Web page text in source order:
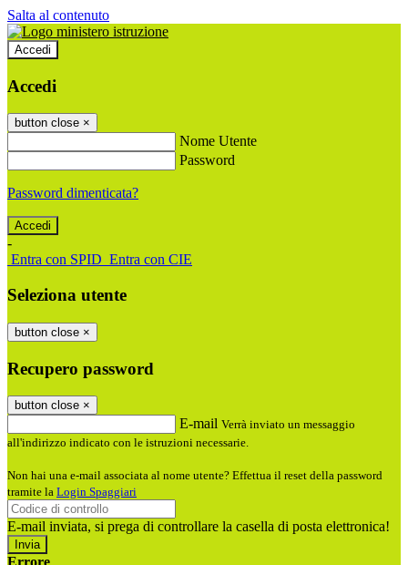
Salta al contenuto
Accedi
Accedi
button close ×
Nome Utente
Password
Password dimenticata?
-
Entra con SPID Entra con CIE
Seleziona utente
button close ×
Recupero password
button close ×
E-mail Verrà inviato un messaggio
all'indirizzo indicato con le istruzioni necessarie.
Non hai una e-mail associata al nome utente? Effettua il reset della password
tramite la Login Spaggiari
E-mail inviata, si prega di controllare la casella di posta elettronica!